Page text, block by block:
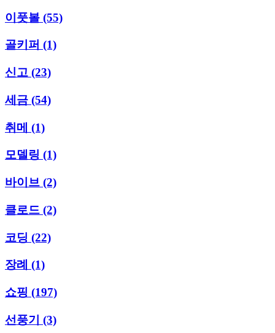
이풋볼 (55)
골키퍼 (1)
신고 (23)
세금 (54)
취메 (1)
모델링 (1)
바이브 (2)
클로드 (2)
코딩 (22)
장례 (1)
쇼핑 (197)
선풍기 (3)